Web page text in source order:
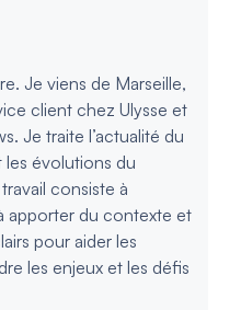
Je viens de Marseille,
client chez Ulysse et
Je traite l’actualité du
les évolutions du
consiste à
apporter du contexte et
pour aider les
les enjeux et les défis